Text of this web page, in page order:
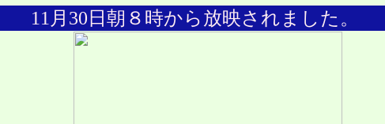
11月30日朝８時から放映されました。